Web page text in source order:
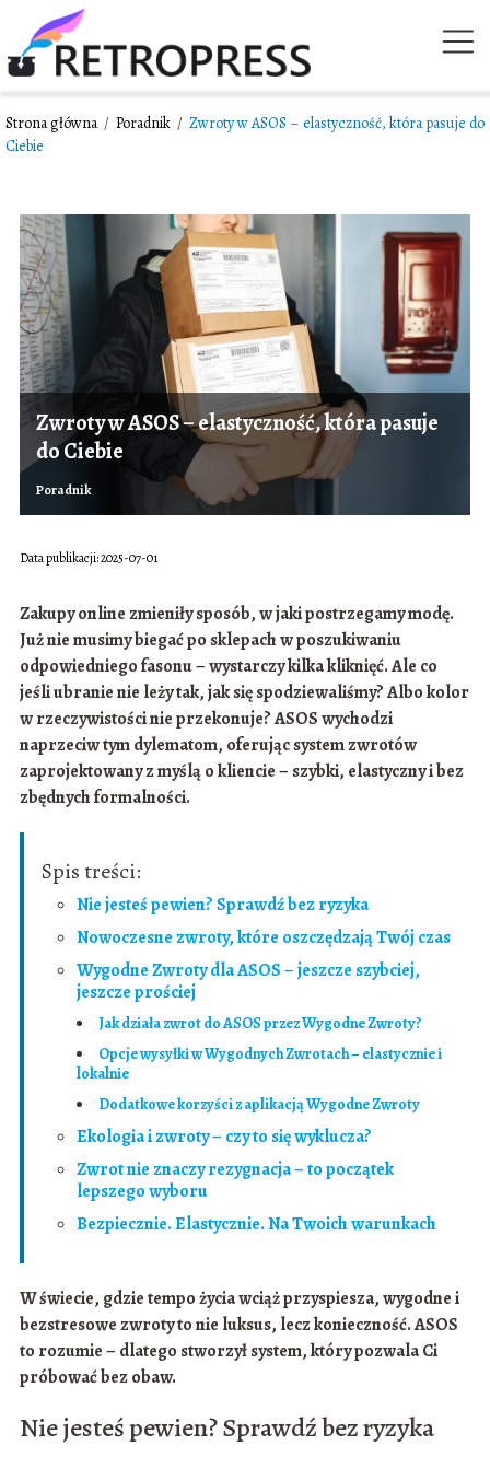
Strona główna / Poradnik / Zwroty w ASOS – elastyczność, która pasuje do
Ciebie
Zwroty w ASOS – elastyczność, która pasuje
do Ciebie
Poradnik
Data publikacji: 2025-07-01
Zakupy online zmieniły sposób, w jaki postrzegamy modę.
Już nie musimy biegać po sklepach w poszukiwaniu
odpowiedniego fasonu – wystarczy kilka kliknięć. Ale co
jeśli ubranie nie leży tak, jak się spodziewaliśmy? Albo kolor
w rzeczywistości nie przekonuje? ASOS wychodzi
naprzeciw tym dylematom, oferując system zwrotów
zaprojektowany z myślą o kliencie – szybki, elastyczny i bez
zbędnych formalności.
Spis treści:
Nie jesteś pewien? Sprawdź bez ryzyka
Nowoczesne zwroty, które oszczędzają Twój czas
Wygodne Zwroty dla ASOS – jeszcze szybciej,
jeszcze prościej
Jak działa zwrot do ASOS przez Wygodne Zwroty?
Opcje wysyłki w Wygodnych Zwrotach – elastycznie i
lokalnie
Dodatkowe korzyści z aplikacją Wygodne Zwroty
Ekologia i zwroty – czy to się wyklucza?
Zwrot nie znaczy rezygnacja – to początek
lepszego wyboru
Bezpiecznie. Elastycznie. Na Twoich warunkach
W świecie, gdzie tempo życia wciąż przyspiesza, wygodne i
bezstresowe zwroty to nie luksus, lecz konieczność. ASOS
to rozumie – dlatego stworzył system, który pozwala Ci
próbować bez obaw.
Nie jesteś pewien? Sprawdź bez ryzyka